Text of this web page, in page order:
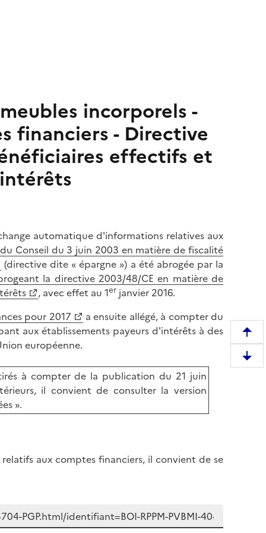
incorporels -
financiers - Directive
effectifs et
automatique d'informations relatives aux
Conseil du 3 juin 2003 en matière de fiscalité
(directive dite « épargne ») a été abrogée par la
la directive 2003/48/CE en matière de
, avec effet au 1er janvier 2016.
pour 2017
a ensuite allégé, à compter du
aux établissements payeurs d'intérêts à des
européenne.
à compter de la publication du 21 juin
il convient de consulter la version
».
aux comptes financiers, il convient de se
e
m
D